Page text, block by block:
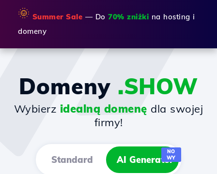
🌞 Summer Sale — Do 70% zniżki na hosting i
domeny
Domeny .SHOW
Wybierz idealną domenę dla swojej
firmy!
Standard AI Generator
NO
WY